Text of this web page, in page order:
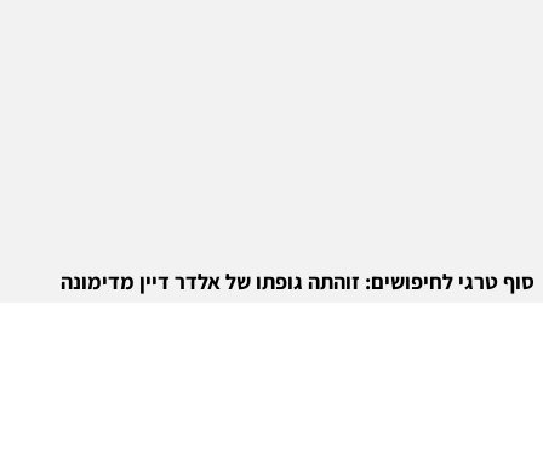
סוף טרגי לחיפושים: זוהתה גופתו של אלדר דיין מדימונה